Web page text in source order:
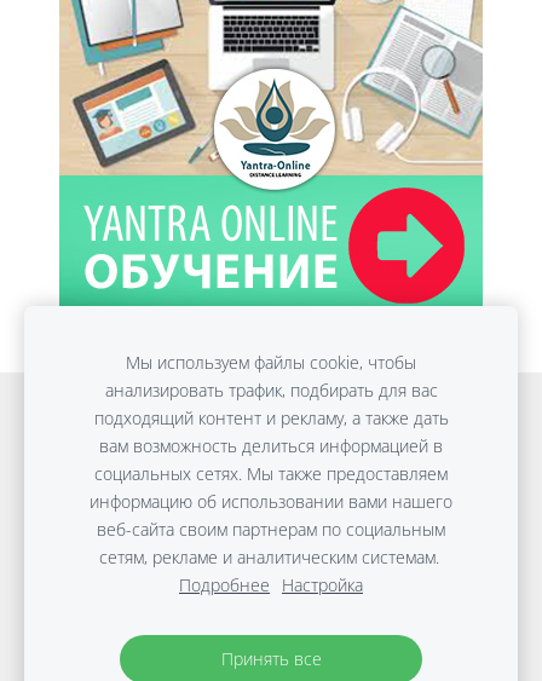
Онлайн обучение
Detox Anti-Age
ПЛОСКИЙ ЖИВОТ без диет
Консультации
Путешествия
Файлы cookie
Copyright © Виктории Дараковой | 2010-2026 |
Материалы защищены авторским правом.
защиты данных
Мы используем файлы cookie, чтобы
анализировать трафик, подбирать для вас
подходящий контент и рекламу, а также дать
вам возможность делиться информацией в
социальных сетях. Мы также предоставляем
информацию об использовании вами нашего
веб-сайта своим партнерам по социальным
сетям, рекламе и аналитическим системам.
Подробнее
Настройка
Принять все